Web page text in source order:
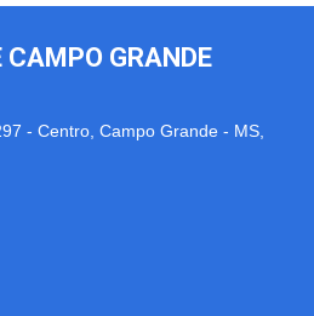
CAMPO GRANDE
- Centro, Campo Grande - MS,